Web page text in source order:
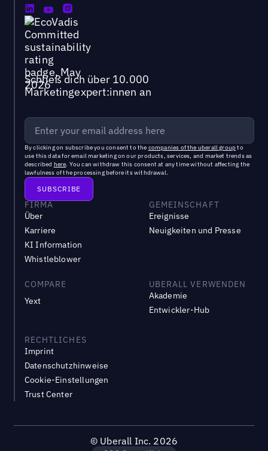
Schließ dich über 10.000
Marketingexpert:innen an
By clicking on subscribe you consent to the companies of the uberall groupto
use this data for email marketing on our products, services, and market trends as
described here. You can withdraw this consent at any time without affecting the
lawfulness of the processing before its withdrawal.
FIRMA
Über
Karriere
KI Information
Whistleblower
GEMEINSCHAFT
Ereignisse
Neuigkeiten und Presse
COMPARE
Yext
UBERALL VERWENDEN
Akademie
Entwickler-Hub
RECHTLICHES
Imprint
Datenschutzhinweise
Cookie-Einstellungen
Trust Center
© Uberall Inc. 2026